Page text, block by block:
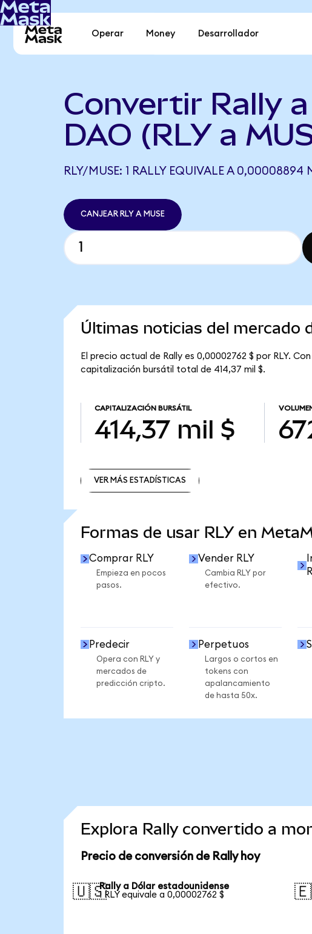
Operar Money Desarrollador
Convertir Rally
DAO (RLY a
RLY/MUSE: 1 RALLY EQUIVALE A 0,00008894
CANJEAR RLY A MUSE
Últimas noticias del mercado
El precio actual de Rally es 0,00002762 $ por RLY.
capitalización bursátil total de 414,37 mil $.
CAPITALIZACIÓN BURSÁTIL
414,37 mil $
VER MÁS ESTADÍSTICAS
Formas de usar RLY en
Comprar RLY
Empieza en pocos
pasos.
Vender RLY
Cambia RLY por
efectivo.
Predecir
Opera con RLY y
mercados de
predicción cripto.
Perpetuos
Largos o cortos en
tokens con
apalancamiento
de hasta 50x.
Explora Rally convertido a
Precio de conversión de Rally hoy
🇺🇸Rally a Dólar estadounidense
1 RLY equivale a 0,00002762 $